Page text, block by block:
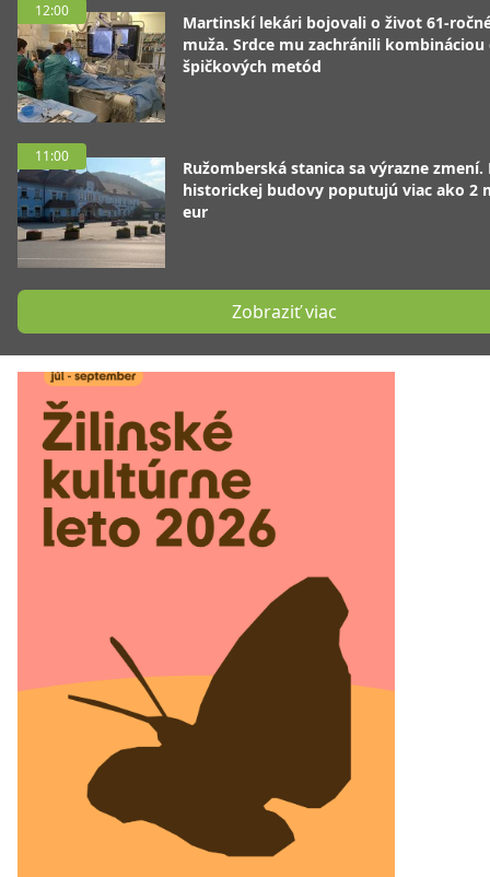
12:00
Martinskí lekári bojovali o život 61-
muža. Srdce mu zachránili kombináciou
špičkových metód
11:00
Ružomberská stanica sa výrazne zmení.
historickej budovy poputujú viac ako 2
eur
Zobraziť viac